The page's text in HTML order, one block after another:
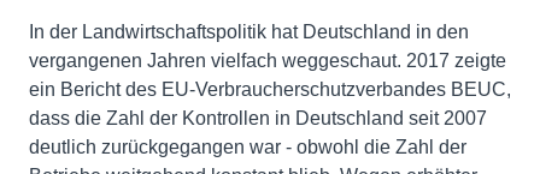
In der Landwirtschaftspolitik hat Deutschland in den
vergangenen Jahren vielfach weggeschaut. 2017 zeigte
ein Bericht des EU-Verbraucherschutzverbandes BEUC,
dass die Zahl der Kontrollen in Deutschland seit 2007
deutlich zurückgegangen war - obwohl die Zahl der